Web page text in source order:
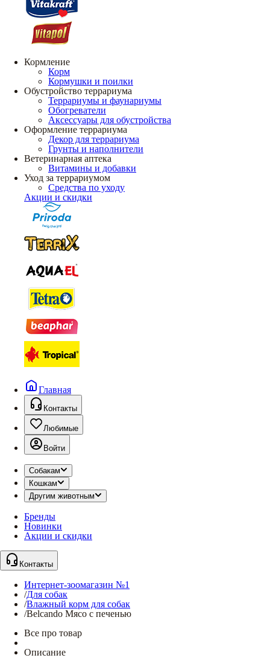
Кормление
Корм
Кормушки и поилки
Обустройство террариума
Террариумы и фаунариумы
Обогреватели
Аксессуары для обустройства
Оформление террариума
Декор для террариума
Грунты и наполнители
Ветеринарная аптека
Витамины и добавки
Уход за террариумом
Средства по уходу
Акции и скидки
Главная
Контакты
Любимые
Войти
Собакам
Кошкам
Другим животным
Бренды
Новинки
Акции и скидки
Контакты
Интернет-зоомагазин №1
/Для собак
/Влажный корм для собак
/Belcando Мясо с печенью
Все про товар
Описание